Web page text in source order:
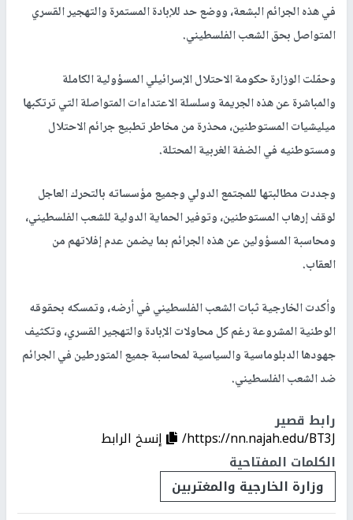
في هذه الجرائم البشعة، ووضع حد للإبادة المستمرة والتهجير القسري
المتواصل بحق الشعب الفلسطيني.
وحمّلت الوزارة حكومة الاحتلال الإسرائيلي المسؤولية الكاملة
والمباشرة عن هذه الجريمة وسلسلة الاعتداءات المتواصلة التي ترتكبها
ميليشيات المستوطنين، محذرة من مخاطر تطبيع جرائم الاحتلال
ومستوطنيه في الضفة الغربية المحتلة.
وجددت مطالبتها للمجتمع الدولي وجميع مؤسساته بالتحرك العاجل
لوقف إرهاب المستوطنين، وتوفير الحماية الدولية للشعب الفلسطيني،
ومحاسبة المسؤولين عن هذه الجرائم بما يضمن عدم إفلاتهم من
العقاب.
وأكدت الخارجية ثبات الشعب الفلسطيني في أرضه، وتمسكه بحقوقه
الوطنية المشروعة رغم كل محاولات الإبادة والتهجير القسري، وتكثيف
جهودها الدبلوماسية والسياسية لمحاسبة جميع المتورطين في الجرائم
ضد الشعب الفلسطيني.
رابط قصير
https://nn.najah.edu/BT3J/
إنسخ الرابط
الكلمات المفتاحية
وزارة الخارجية والمغتربين